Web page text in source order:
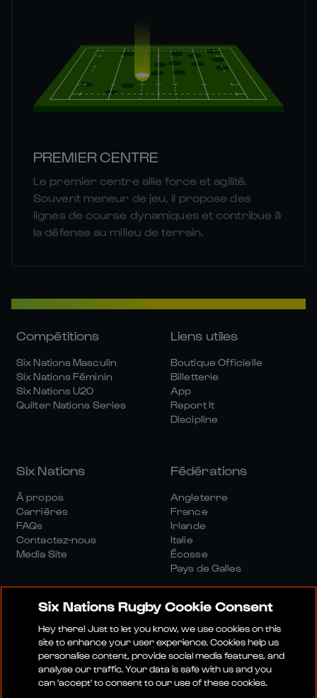
PREMIER CENTRE
Le premier centre allie force et agilité.
Souvent meneur de jeu, il propose des
lignes de course dynamiques et contribue à
la défense au milieu de terrain.
Compétitions
Six Nations Masculin
Six Nations Féminin
Six Nations U20
Quilter Nations Series
Liens utiles
Boutique Officielle
Billetterie
App
Report It
Discipline
Six Nations
À propos
Carrières
FAQs
Contactez-nous
Media Site
Fédérations
Angleterre
France
Irlande
Italie
Écosse
Pays de Galles
Site Média Conditions Générales
Politique De ConfidentialitéPolitique De Cookies
Politique Sociale Et Numérique
Six Nations Rugby Cookie Consent
Hey there! Just to let you know, we use cookies on this
site to enhance your user experience. Cookies help us
personalise content, provide social media features, and
analyse our traffic. Your data is safe with us and you
can 'accept' to consent to our use of these cookies.